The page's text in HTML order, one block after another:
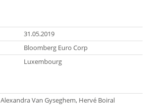
31.05.2019
Bloomberg Euro Corp
Luxembourg
Alexandra Van Gyseghem, Hervé Boiral